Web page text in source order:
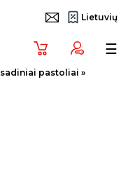
Lietuvių
☰
pastoliai »